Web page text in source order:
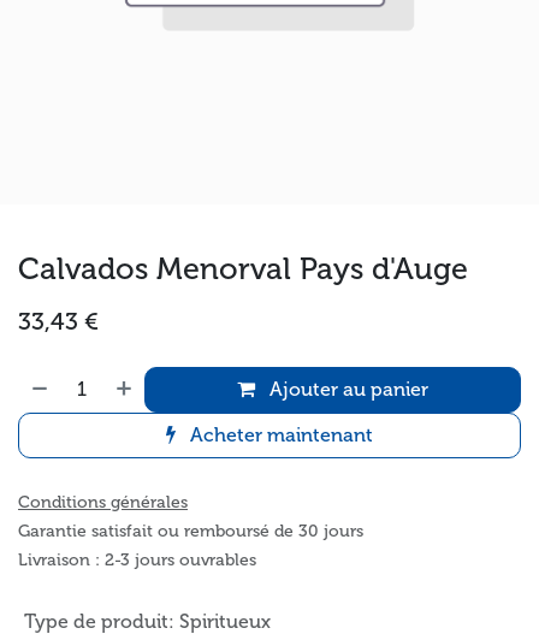
Calvados Menorval Pays d'Auge
33,43 €
Ajouter au panier
Acheter maintenant
Conditions générales
Garantie satisfait ou remboursé de 30 jours
Livraison : 2-3 jours ouvrables
Type de produit: Spiritueux